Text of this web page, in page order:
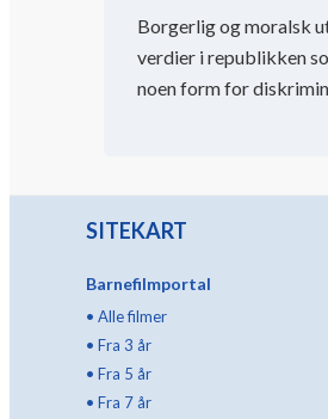
Borgerlig og moralsk
verdier i republikken
noen form for
SITEKART
Barnefilmportal
• Alle filmer
• Fra 3 år
• Fra 5 år
• Fra 7 år